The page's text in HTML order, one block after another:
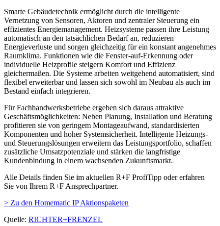
Smarte Gebäudetechnik ermöglicht durch die intelligente
Vernetzung von Sensoren, Aktoren und zentraler Steuerung ein
effizientes Energiemanagement. Heizsysteme passen ihre Leistung
automatisch an den tatsächlichen Bedarf an, reduzieren
Energieverluste und sorgen gleichzeitig für ein konstant angenehmes
Raumklima. Funktionen wie die Fenster-auf-Erkennung oder
individuelle Heizprofile steigern Komfort und Effizienz
gleichermaßen. Die Systeme arbeiten weitgehend automatisiert, sind
flexibel erweiterbar und lassen sich sowohl im Neubau als auch im
Bestand einfach integrieren.
Für Fachhandwerksbetriebe ergeben sich daraus attraktive
Geschäftsmöglichkeiten: Neben Planung, Installation und Beratung
profitieren sie von geringem Montageaufwand, standardisierten
Komponenten und hoher Systemsicherheit. Intelligente Heizungs-
und Steuerungslösungen erweitern das Leistungsportfolio, schaffen
zusätzliche Umsatzpotenziale und stärken die langfristige
Kundenbindung in einem wachsenden Zukunftsmarkt.
Alle Details finden Sie im aktuellen R+F ProfiTipp oder erfahren
Sie von Ihrem R+F Ansprechpartner.
> Zu den Homematic IP Aktionspaketen
Quelle: RICHTER+FRENZEL